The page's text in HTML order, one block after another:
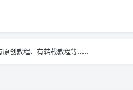
原创教程、有转载教程等……